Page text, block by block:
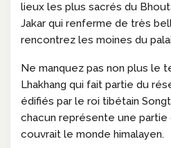
lieux les plus sacrés du
Jakar qui renferme de très
rencontrez les moines du
Ne manquez pas non plus le
Lhakhang qui fait partie du
édifiés par le roi tibétain
chacun représente une partie
couvrait le monde himalayen.